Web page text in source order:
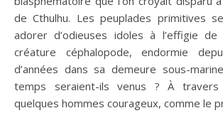
de Cthulhu. Les peuplades primitives
adorer d’odieuses idoles à l’effigie de
créature céphalopode, endormie
d’années dans sa demeure sous-
temps seraient-ils venus ? À travers
quelques hommes courageux, comme le